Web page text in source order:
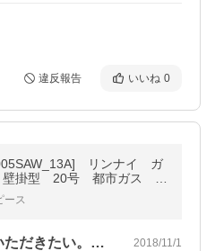
違反報告 いいね 0
リンナイ ガ
壁掛型 20号 都市ガス ス
ース
もう少し早く発送仕手いただきたい。3日… 2018/11/1